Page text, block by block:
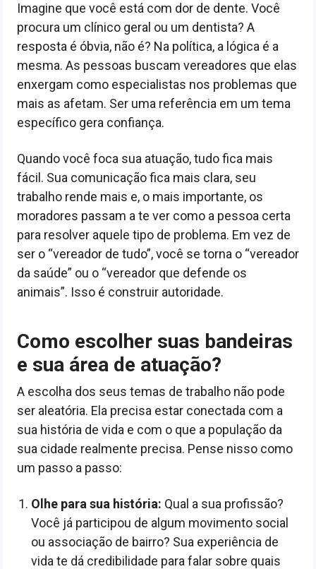
Imagine que você está com dor de dente. Você
procura um clínico geral ou um dentista? A
resposta é óbvia, não é? Na política, a lógica é a
mesma. As pessoas buscam vereadores que elas
enxergam como especialistas nos problemas que
mais as afetam. Ser uma referência em um tema
específico gera confiança.
Quando você foca sua atuação, tudo fica mais
fácil. Sua comunicação fica mais clara, seu
trabalho rende mais e, o mais importante, os
moradores passam a te ver como a pessoa certa
para resolver aquele tipo de problema. Em vez de
ser o “vereador de tudo”, você se torna o “vereador
da saúde” ou o “vereador que defende os
animais”. Isso é construir autoridade.
Como escolher suas bandeiras
e sua área de atuação?
A escolha dos seus temas de trabalho não pode
ser aleatória. Ela precisa estar conectada com a
sua história de vida e com o que a população da
sua cidade realmente precisa. Pense nisso como
um passo a passo:
Olhe para sua história: Qual a sua profissão?
Você já participou de algum movimento social
ou associação de bairro? Sua experiência de
vida te dá credibilidade para falar sobre quais